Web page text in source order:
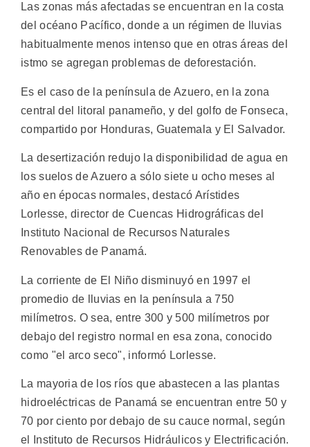
Las zonas más afectadas se encuentran en la costa
del océano Pacífico, donde a un régimen de lluvias
habitualmente menos intenso que en otras áreas del
istmo se agregan problemas de deforestación.
Es el caso de la península de Azuero, en la zona
central del litoral panameño, y del golfo de Fonseca,
compartido por Honduras, Guatemala y El Salvador.
La desertización redujo la disponibilidad de agua en
los suelos de Azuero a sólo siete u ocho meses al
año en épocas normales, destacó Arístides
Lorlesse, director de Cuencas Hidrográficas del
Instituto Nacional de Recursos Naturales
Renovables de Panamá.
La corriente de El Niño disminuyó en 1997 el
promedio de lluvias en la península a 750
milímetros. O sea, entre 300 y 500 milímetros por
debajo del registro normal en esa zona, conocido
como "el arco seco", informó Lorlesse.
La mayoria de los ríos que abastecen a las plantas
hidroeléctricas de Panamá se encuentran entre 50 y
70 por ciento por debajo de su cauce normal, según
el Instituto de Recursos Hidráulicos y Electrificación.